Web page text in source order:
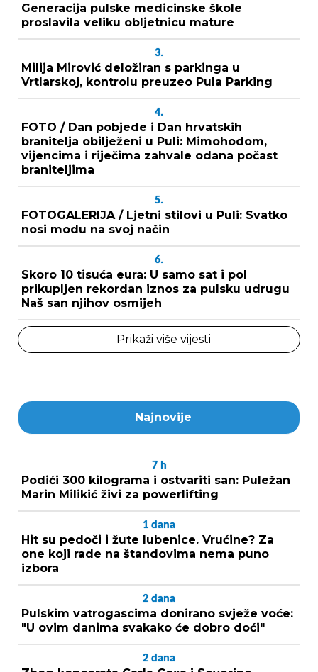
Generacija pulske medicinske škole
proslavila veliku obljetnicu mature
3.
Milija Mirović deložiran s parkinga u
Vrtlarskoj, kontrolu preuzeo Pula Parking
4.
FOTO / Dan pobjede i Dan hrvatskih
branitelja obilježeni u Puli: Mimohodom,
vijencima i riječima zahvale odana počast
braniteljima
5.
FOTOGALERIJA / Ljetni stilovi u Puli: Svatko
nosi modu na svoj način
6.
Skoro 10 tisuća eura: U samo sat i pol
prikupljen rekordan iznos za pulsku udrugu
Naš san njihov osmijeh
Prikaži više vijesti
Najnovije
7 h
Podići 300 kilograma i ostvariti san: Puležan
Marin Milikić živi za powerlifting
1 dana
Hit su pedoči i žute lubenice. Vrućine? Za
one koji rade na štandovima nema puno
izbora
2 dana
Pulskim vatrogascima donirano svježe voće:
"U ovim danima svakako će dobro doći"
2 dana